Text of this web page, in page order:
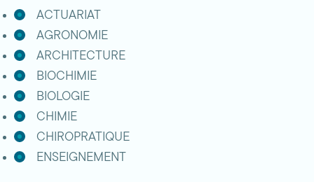
ACTUARIAT
AGRONOMIE
ARCHITECTURE
BIOCHIMIE
BIOLOGIE
CHIMIE
CHIROPRATIQUE
ENSEIGNEMENT